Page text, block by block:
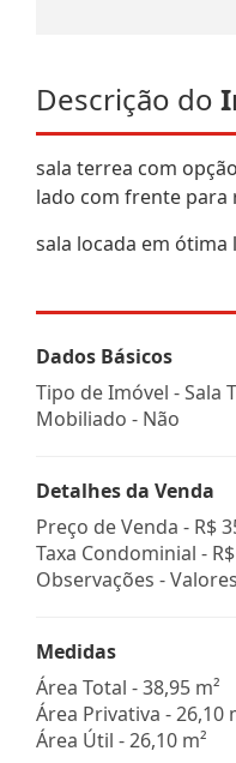
Descrição do
sala terrea com
lado com frente para
sala locada em ótima
Dados Básicos
Tipo de Imóvel - Sala
Mobiliado - Não
Detalhes da Venda
Preço de Venda - R$
Taxa Condominial -
Observações -
Medidas
Área Total - 38,95 m²
Área Privativa - 26,10
Área Útil - 26,10 m²